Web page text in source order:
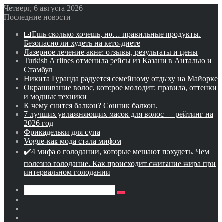
Четверг, 6 августа 2026
Последние новости
🍱Ешь сколько хочешь, но… правильные продукты.
Безопасно ли худеть на кето-диете
Лазерное лечение акне: отзывы, результаты и цены
Turkish Airlines отменила рейсы из Казани в Анталью и
Стамбул
Никита Гуранда радуется семейному отдыху на Майорке
Окрашивание волос, которое молодит: правила, оттенки
и модные техники
К чему снится балкон? Сонник балкон.
7 лучших увлажняющих масок для волос — рейтинг на
2026 год
Фрикадельки для супа
Vogue-как мода стала мифом
✔️4 мифа о голодании, которые мешают похудеть. Чем
полезно голодание. Как происходит сжигание жира при
интервальном голодании
Искать